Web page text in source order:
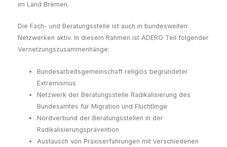
im Land Bremen.
Die Fach- und Beratungsstelle ist auch in bundesweiten
Netzwerken aktiv. In diesem Rahmen ist ADERO Teil folgender
Vernetzungszusammenhänge:
Bundesarbeitsgemeinschaft religiös begründeter
Extremismus
Netzwerk der Beratungsstelle Radikalisierung des
Bundesamtes für Migration und Flüchtlinge
Nordverbund der Beratungsstellen in der
Radikalisierungsprävention
Austausch von Praxiserfahrungen mit verschiedenen